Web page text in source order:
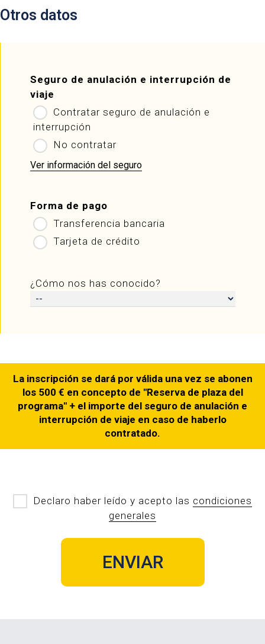
Otros datos
Seguro de anulación e interrupción de
viaje
Contratar seguro de anulación e
interrupción
No contratar
Ver información del seguro
Forma de pago
Transferencia bancaria
Tarjeta de crédito
¿Cómo nos has conocido?
La inscripción se dará por válida una vez se abonen
los 500 € en concepto de "Reserva de plaza del
programa" + el importe del seguro de anulación e
interrupción de viaje en caso de haberlo
contratado.
Declaro haber leído y acepto las condiciones
generales